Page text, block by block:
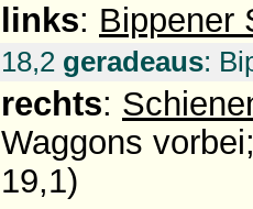
links: Bippener
18,2 geradeaus:
rechts:
Waggons
19,1)